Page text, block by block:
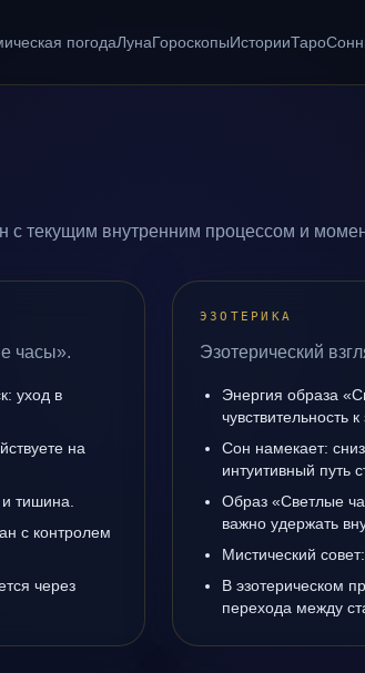
погодаЛунаГороскопыИсторииТаро
текущим внутренним процессом и
часы».
уход в
на
тишина.
с контролем
через
ЭЗОТЕРИКА
Эзотерический
Энергия образа
чувствительность
Сон намекает:
интуитивный путь
Образ «Светлые
важно удержать
Мистический
В эзотерическом
перехода между